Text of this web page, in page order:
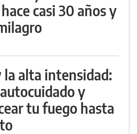
casi 30 años y
la alta intensidad:
y
tu fuego hasta